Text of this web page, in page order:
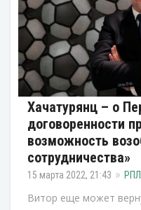
Хачатурянц – о
договоренности
возможность
сотрудничества»
15 марта 2022, 21:43 РПЛ
Витор еще может